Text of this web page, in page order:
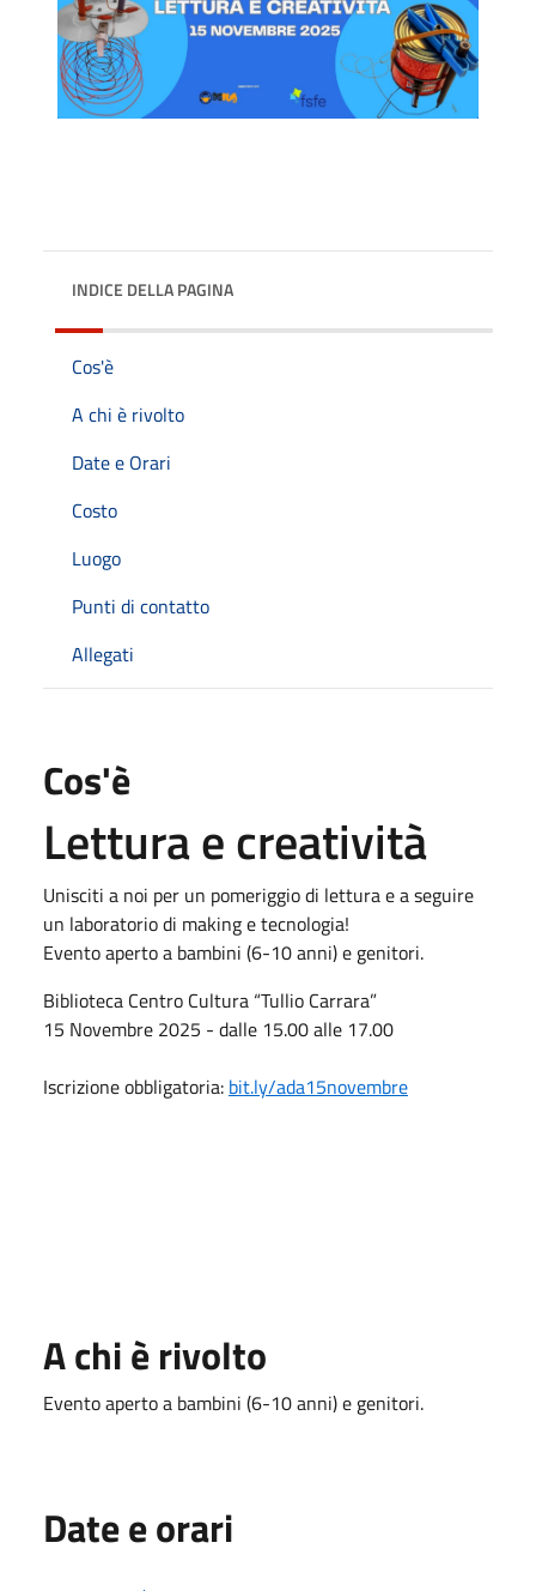
INDICE DELLA PAGINA
Cos'è
A chi è rivolto
Date e Orari
Costo
Luogo
Punti di contatto
Allegati
Cos'è
Lettura e creatività
Unisciti a noi per un pomeriggiodi lettura e a seguire
un laboratoriodi making e tecnologia!
Evento aperto a bambini (6-10 anni) e genitori.
Biblioteca Centro Cultura “Tullio Carrara”
15 Novembre 2025 - dalle 15.00 alle 17.00
Iscrizione obbligatoria: bit.ly/ada15novembre
A chi è rivolto
Evento aperto a bambini (6-10 anni) e genitori.
Date e orari